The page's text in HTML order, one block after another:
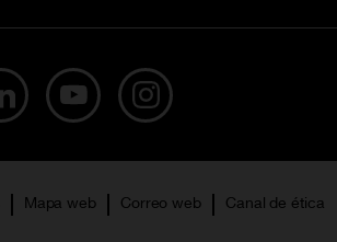
Mapa web Correo web Canal de ética